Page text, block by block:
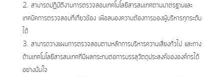
สามารถปฏิบัติงานการตรวจสอบเทคโนโลยีสารสนเทศตามมาตรฐานและ
เทคนิคการตรวจสอบที่เกี่ยวข้อง เพื่อสนองความต้องการของผู้บริหารทุกระดับ
ได้
สามารถวางแผนการตรวจสอบตามหลักการบริหารความเสี่ยงทั่วไป และทาง
ด้านเทคโนโลยีสารสนเทศที่มีผลกระทบต่อการบรรลุวัตถุประสงค์ขององค์กรได้
อย่างมั่นใจ